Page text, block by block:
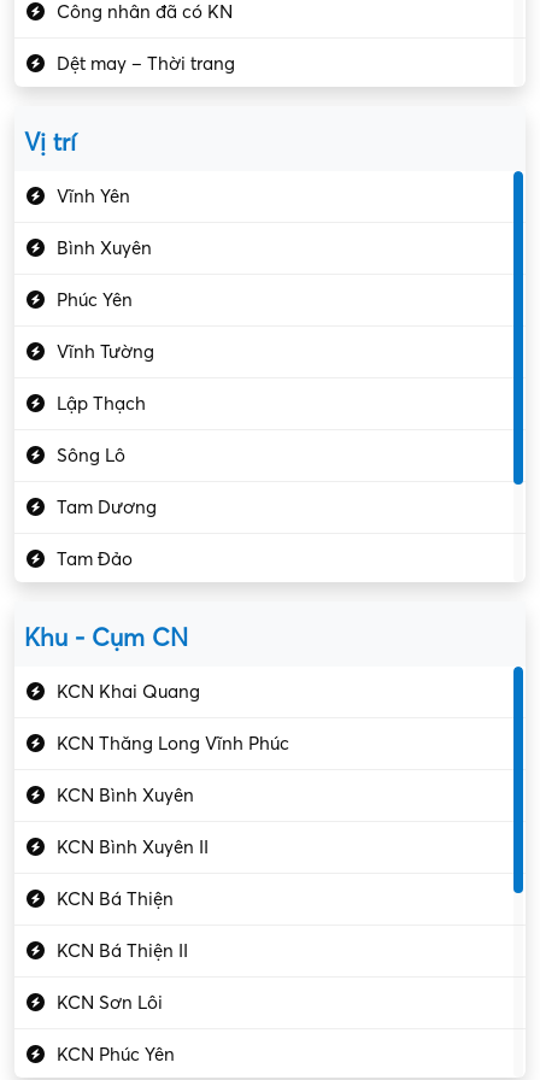
Công nhân đã có KN
Dệt may – Thời trang
Kiểm soát chất lượng
Kỹ sư cơ khí
Kỹ sư điện
Kỹ thuật cao
Kỹ thuật mạng – IT
Làm bán thời gian
Lao động phổ thông
Lập trình – Phát triển
Luật – Công chứng
Marketing – PR
Vị trí
Vĩnh Yên
Bình Xuyên
Phúc Yên
Vĩnh Tường
Lập Thạch
Sông Lô
Tam Dương
Tam Đảo
Khu - Cụm CN
KCN Khai Quang
KCN Thăng Long Vĩnh Phúc
KCN Bình Xuyên
KCN Bình Xuyên II
KCN Bá Thiện
KCN Bá Thiện II
KCN Sơn Lôi
KCN Phúc Yên